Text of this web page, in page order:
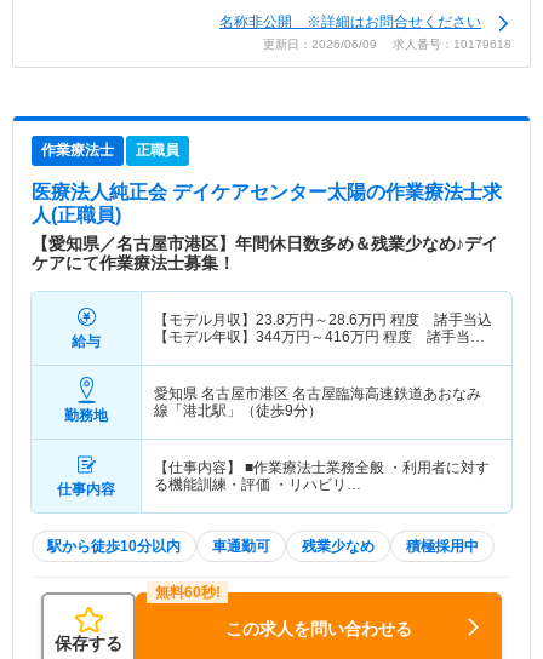
名称非公開 ※詳細はお問合せください
更新日：2026/06/09 求人番号：10179618
作業療法士 正職員
医療法人純正会 デイケアセンター太陽の作業療法士求
人(正職員)
【愛知県／名古屋市港区】年間休日数多め＆残業少なめ♪デイ
ケアにて作業療法士募集！
給与
【モデル月収】 23.8万円～28.6万円 程度 諸手当込
【モデル年収】 344万円～416万円 程度 諸手当・
勤務地
愛知県 名古屋市港区 名古屋臨海高速鉄道あおなみ
線「港北駅」（徒歩9分）
仕事内容
【仕事内容】 ■作業療法士業務全般 ・利用者に対す
る機能訓練・評価 ・リハビリ…
駅から徒歩10分以内 車通勤可 残業少なめ 積極採用中
保存する
この求人を問い合わせる